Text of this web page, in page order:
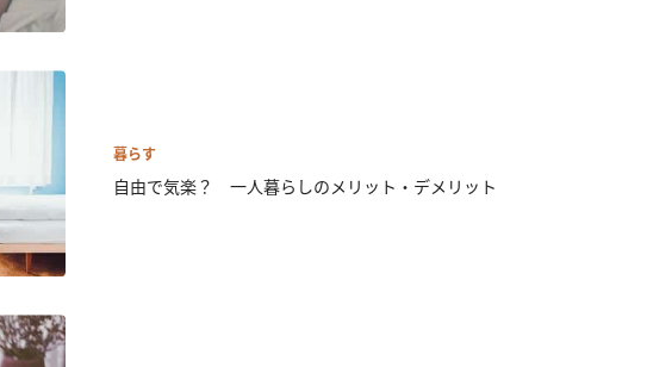
暮らす
自由で気楽？ 一人暮らしのメリット・デメリット